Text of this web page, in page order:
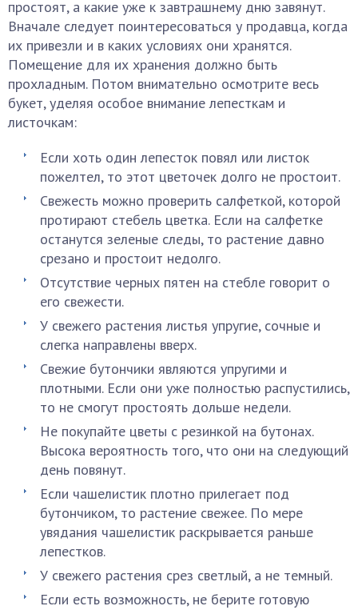
простоят, а какие уже к завтрашнему дню завянут.
Вначале следует поинтересоваться у продавца, когда
их привезли и в каких условиях они хранятся.
Помещение для их хранения должно быть
прохладным. Потом внимательно осмотрите весь
букет, уделяя особое внимание лепесткам и
листочкам:
Если хоть один лепесток повял или листок
пожелтел, то этот цветочек долго не простоит.
Свежесть можно проверить салфеткой, которой
протирают стебель цветка. Если на салфетке
останутся зеленые следы, то растение давно
срезано и простоит недолго.
Отсутствие черных пятен на стебле говорит о
его свежести.
У свежего растения листья упругие, сочные и
слегка направлены вверх.
Свежие бутончики являются упругими и
плотными. Если они уже полностью распустились,
то не смогут простоять дольше недели.
Не покупайте цветы с резинкой на бутонах.
Высока вероятность того, что они на следующий
день повянут.
Если чашелистик плотно прилегает под
бутончиком, то растение свежее. По мере
увядания чашелистик раскрывается раньше
лепестков.
У свежего растения срез светлый, а не темный.
Если есть возможность, не берите готовую